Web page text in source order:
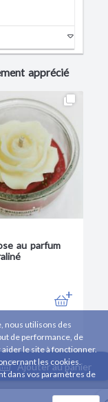
apprécié
au parfum
Ajouter au panier
nous utilisons des
de performance, de
le site à fonctionner.
les cookies.
dans vos paramètres de